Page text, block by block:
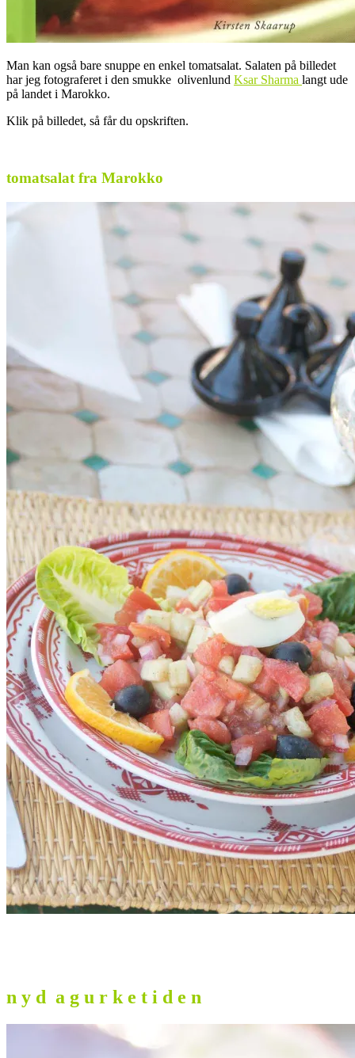
Man kan også bare snuppe en enkel tomatsalat. Salaten på billedet
har jeg fotograferet i den smukke olivenlund Ksar Sharma langt ude
på landet i Marokko.
Klik på billedet, så får du opskriften.
tomatsalat fra Marokko
n y d a g u r k e t i d e n